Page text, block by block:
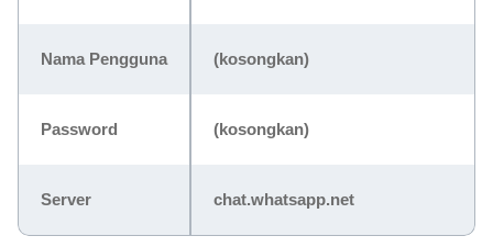
Nama Pengguna (kosongkan)
Password (kosongkan)
Server chat.whatsapp.net